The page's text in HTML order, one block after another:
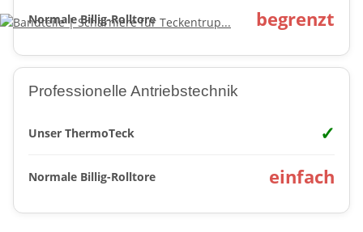
Normale Billig-Rolltore begrenzt
Professionelle Antriebstechnik
Unser ThermoTeck ✓
Normale Billig-Rolltore einfach